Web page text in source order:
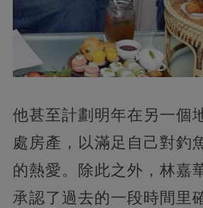
他甚至計劃明年在另一個
處房產，以滿足自己對釣
的熱愛。除此之外，林嘉
承認了過去的一段時間里